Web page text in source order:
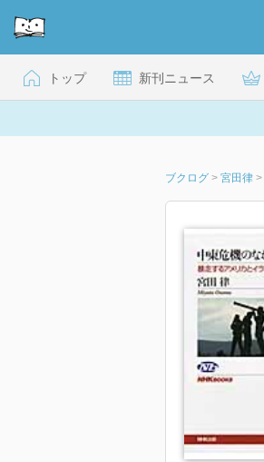
トップ 新刊ニュース
ブクログ > 宮田律 >